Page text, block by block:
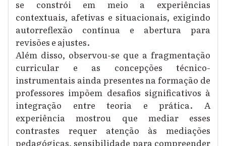
se constrói em meio a experiências
contextuais, afetivas e situacionais, exigindo
autorreflexão contínua e abertura para
revisões e ajustes.
Além disso, observou-se que a fragmentação
curricular e as concepções técnico-
instrumentais ainda presentes na formação de
professores impõem desafios significativos à
integração entre teoria e prática. A
experiência mostrou que mediar esses
contrastes requer atenção às mediações
pedagógicas, sensibilidade para compreender